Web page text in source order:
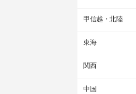
甲信越・北陸
東海
関西
中国